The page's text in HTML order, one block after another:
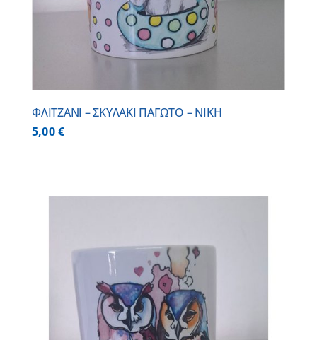
ΦΛΙΤΖΑΝΙ – ΣΚΥΛΑΚΙ ΠΑΓΩΤΟ – ΝΙΚΗ
5,00€